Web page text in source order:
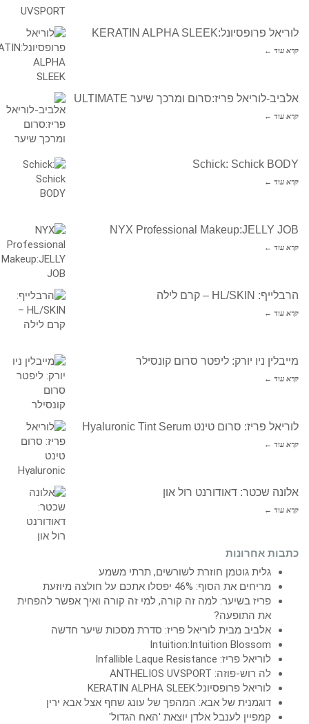
לוריאל פרופסיונל:KERATIN ALPHA SLEEK
קרא עוד ←
אלביב-לוריאל פריז:סרום ומרכך שיער ULTIMATE
קרא עוד ←
Schick: Schick BODY
קרא עוד ←
NYX Professional Makeup:JELLY JOB
קרא עוד ←
הרבלייף: HL/SKIN – קרם לילה
קרא עוד ←
מייבלין ניו יורק: ליפטר סרום קונסילר
קרא עוד ←
לוריאל פריז: סרום טינט Hyaluronic Tint Serum
קרא עוד ←
אלונה שכטר: דאודורנט רול און
קרא עוד ←
כתבות אחרונות
גלית גוטמן חוזרת לשורשים, תרתי משמע
מריחים את הסוף: 46% יפסלו אתכם על חולצה מיוזעת
פריז בשיער: למה זה קורה, למי זה קורה ואיך אפשר להפחית
את התופעה?
אלביב מבית לוריאל פריז: סדרת מסכות שיער חדשה
Intuition:Intuition Blossom
לוריאל פריז: Infallible Laque Resistance
לה רוש-פוזה: ANTHELIOS UVSPORT
לוריאל פרופסיונל:KERATIN ALPHA SLEEK
דוגמנית של אבא: המהפך של עונג שחף אצל אבא ירין
קמפיין לענבל אלדן יוצאת 'האח הגדול'